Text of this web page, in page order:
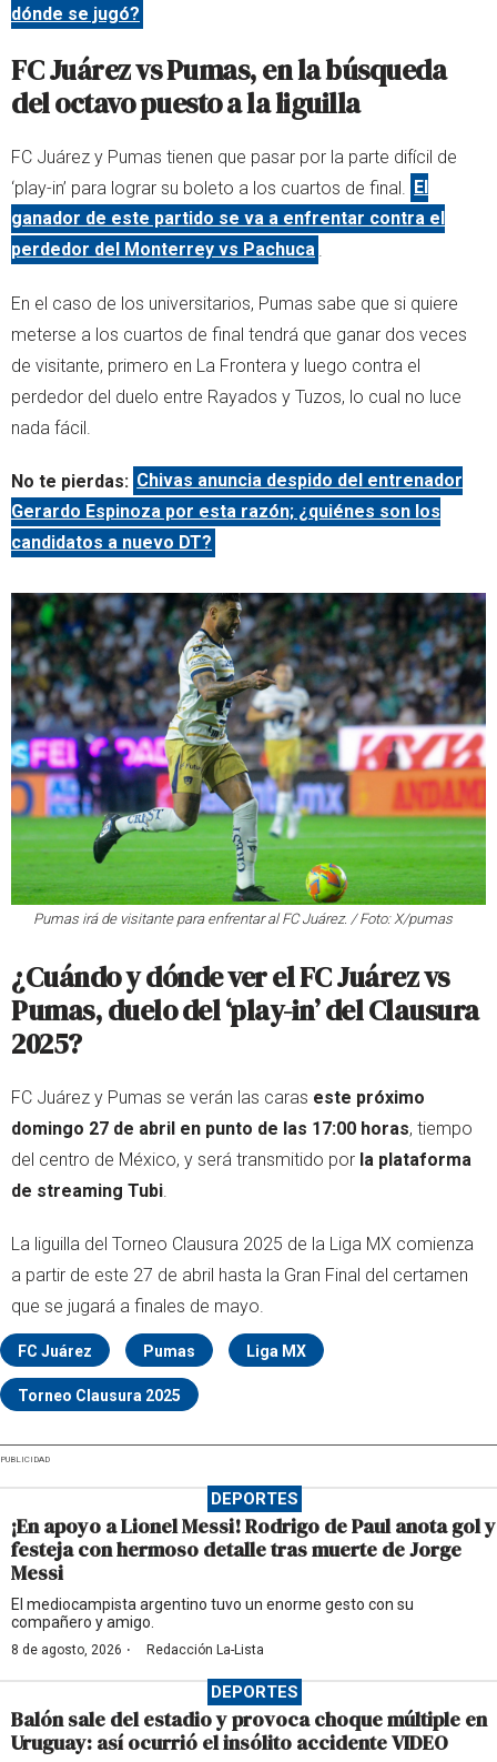
dónde se jugó?
FC Juárez vs Pumas, en la búsqueda
del octavo puesto a la liguilla
FC Juárez y Pumas tienen que pasar por la parte difícil de
‘play-in’ para lograr su boleto a los cuartos de final.
El
ganador de este partido se va a enfrentar contra el
perdedor del Monterrey vs Pachuca
En el caso de los universitarios, Pumas sabe que si quiere
meterse a los cuartos de final tendrá que ganar dos veces
de visitante, primero en La Frontera y luego contra el
perdedor del duelo entre Rayados y Tuzos, lo cual no luce
nada fácil.
No te pierdas: Chivas anuncia despido del entrenador
Gerardo Espinoza por esta razón; ¿quiénes son los
candidatos a nuevo DT?
Pumas irá de visitante para enfrentar al FC Juárez. / Foto: X/pumas
¿Cuándo y dónde ver el FC Juárez vs
Pumas, duelo del ‘play-in’ del Clausura
2025?
FC Juárez y Pumas se verán las caras este próximo
domingo 27 de abril en punto de las 17:00 horas, tiempo
del centro de México, y será transmitido por la plataforma
de streaming Tubi.
La liguilla del Torneo Clausura 2025 de la Liga MX comienza
a partir de este 27 de abril hasta la Gran Final del certamen
que se jugará a finales de mayo.
FC Juárez Pumas Liga MX
Torneo Clausura 2025
PUBLICIDAD
DEPORTES
¡En apoyo a Lionel Messi! Rodrigo de Paul anota gol y
festeja con hermoso detalle tras muerte de Jorge
Messi
El mediocampista argentino tuvo un enorme gesto con su
compañero y amigo.
8 de agosto, 2026 · Redacción La-Lista
DEPORTES
Balón sale del estadio y provoca choque múltiple en
Uruguay: así ocurrió el insólito accidente VIDEO